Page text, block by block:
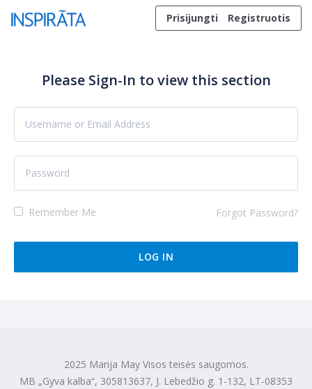
Skip to content
Prisijungti
Registruotis
Please Sign-In to view this section
Remember Me Forgot Password?
2025 Marija May Visos teisės saugomos.
MB „Gyva kalba“, 305813637, J. Lebedžio g. 1-132, LT-08353